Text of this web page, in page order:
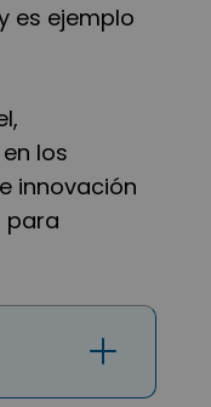
es ejemplo
los
innovación
para